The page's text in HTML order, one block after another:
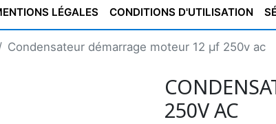
CONDENSATEUR
CONDENSATEUR
TRANSFO DE SORTIE
TRANSFO LINE
MÉLODIUM
PLATINES VINYLES MAGNÉTOPHONE TUNER
LÉGALES CONDITIONS D'UTILISATION
Condensateur démarrage moteur 12 µf 250v ac
250V AC